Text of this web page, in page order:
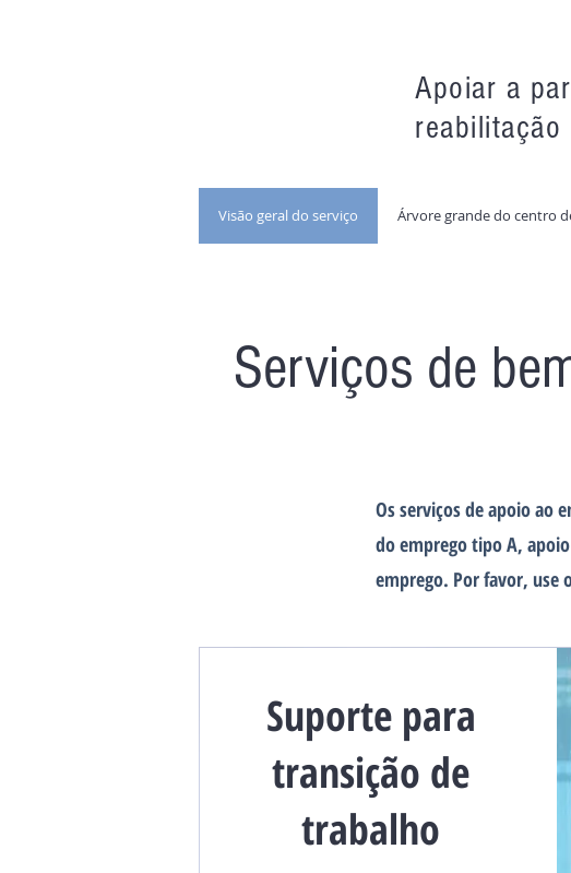
Apoiar a
reabilitação
Visão geral do serviço Árvore grande do centro
​Serviços de
​Os serviços de apoio ao
do emprego tipo A,
emprego. Por favor, use
​Suporte para
transição de
trabalho